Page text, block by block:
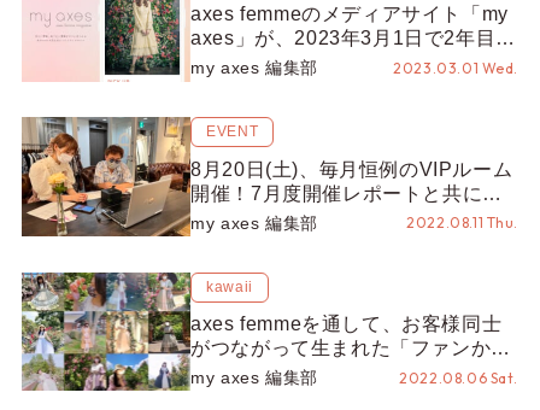
axes femmeのメディアサイト「my
axes」が、2023年3月1日で2年目を
迎えました♡
my axes 編集部 2023.03.01 Wed.
EVENT
8月20日(土)、毎月恒例のVIPルーム
開催！7月度開催レポートと共にイ
ベント詳細をご紹介♡
my axes 編集部 2022.08.11 Thu.
kawaii
axes femmeを通して、お客様同士
がつながって生まれた「ファンから
の20周年企画」と「#薔薇とマリア
my axes 編集部 2022.08.06 Sat.